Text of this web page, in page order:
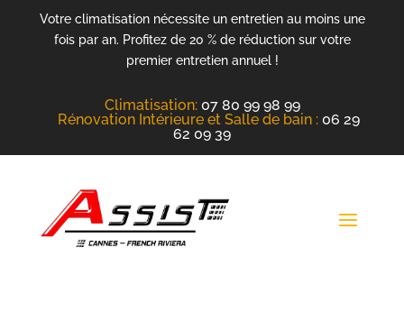
Votre climatisation nécessite un entretien au moins une
fois par an. Profitez de 20 % de réduction sur votre
premier entretien annuel !
Climatisation: 07 80 99 98 99
Rénovation Intérieure et Salle de bain : 06 29
62 09 39